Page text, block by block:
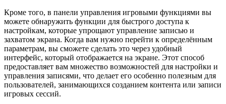
Кроме того, в панели управления игровыми функциями вы
можете обнаружить функции для быстрого доступа к
настройкам, которые упрощают управление записью и
захватом экрана. Когда вам нужно перейти к определённым
параметрам, вы сможете сделать это через удобный
интерфейс, который отображается на экране. Этот способ
предоставляет вам множество возможностей для настройки и
управления записями, что делает его особенно полезным для
пользователей, занимающихся созданием контента или записи
игровых сессий.